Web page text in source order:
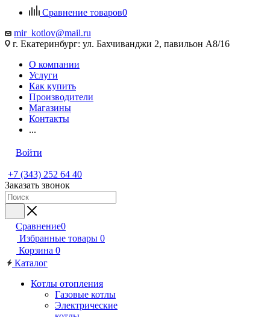
Сравнение товаров0
mir_kotlov@mail.ru
г. Екатеринбург: ул. Бахчиванджи 2, павильон А8/16
О компании
Услуги
Как купить
Производители
Магазины
Контакты
...
Войти
+7 (343) 252 64 40
Заказать звонок
Сравнение0
Избранные товары 0
Корзина 0
Каталог
Котлы отопления
Газовые котлы
Электрические